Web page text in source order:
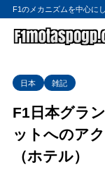
F1のメカニズムを中心に
日本 雑記
F1日本グラ
ットへのア
（ホテル）